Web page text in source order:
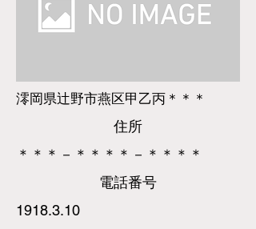
澪岡県辻野市燕区甲乙丙＊＊＊
​住所
＊＊＊－＊＊＊＊－＊＊＊＊
​電話番号
1918.3.10